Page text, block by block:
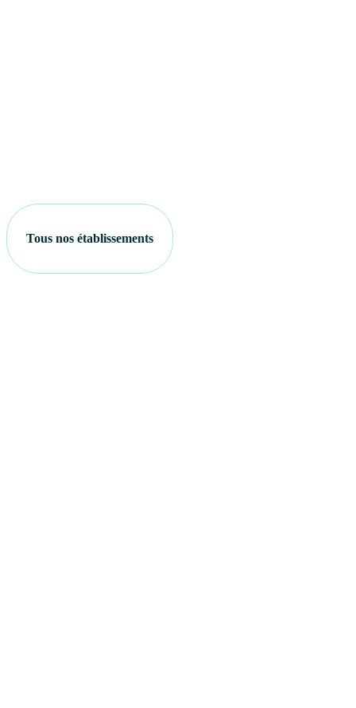
Tous nos établissements